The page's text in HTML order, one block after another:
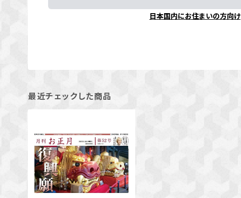
日本国内にお住まいの方向け
最近チェックした商品